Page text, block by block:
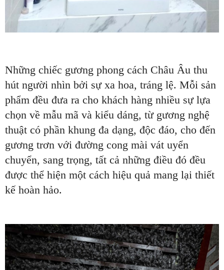
Những chiếc gương phong cách Châu Âu thu
hút người nhìn bởi sự xa hoa, tráng lệ. Mỗi sản
phẩm đều đưa ra cho khách hàng nhiều sự lựa
chọn về mẫu mã và kiểu dáng, từ gương nghệ
thuật có phần khung đa dạng, độc đáo, cho đến
gương trơn với đường cong mài vát uyển
chuyển, sang trọng, tất cả những điều đó đều
được thể hiện một cách hiệu quả mang lại thiết
kế hoàn hảo.